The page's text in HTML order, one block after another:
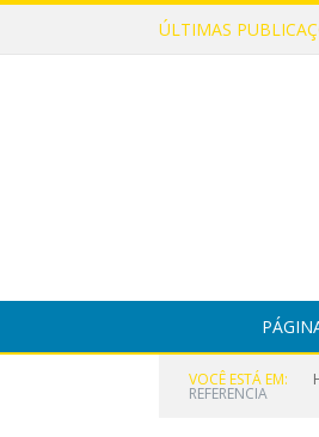
ÚLTIMAS
VOCÊ ESTÁ EM:
REFERENCIA